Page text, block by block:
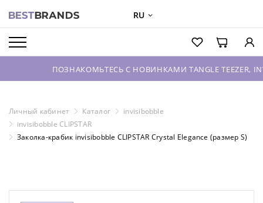
RU
ПОЗНАКОМЬТЕСЬ С НОВИНКАМИ TANGLE TEEZER,
Личный кабинет Каталог
invisibobble
invisibobble CLIPSTAR
Заколка-крабик invisibobble CLIPSTAR Crystal Elegance (размер S)
О БРЕНДАХ
КАТАЛОГ
О КОМПАНИИ
ОПТОВЫЕ ПРОДАЖИ
ВХОД ДЛЯ ПАРТНЕРОВ